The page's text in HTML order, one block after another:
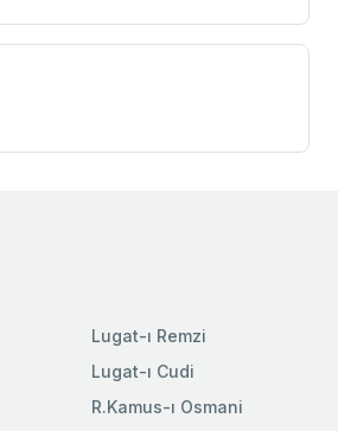
Lugat-ı Remzi
Lugat-ı Cudi
R.Kamus-ı Osmani